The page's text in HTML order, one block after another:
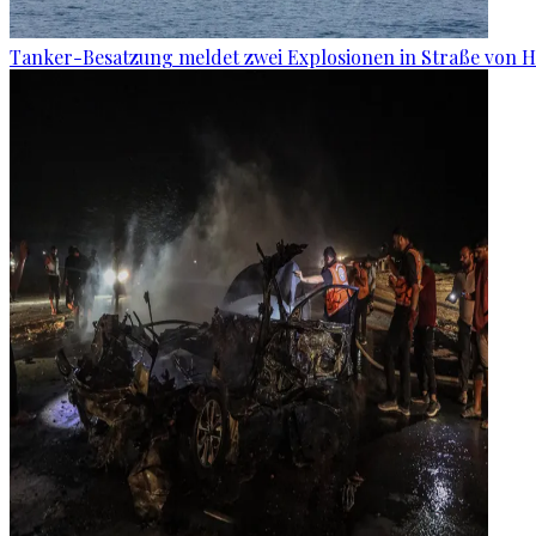
Tanker-Besatzung meldet zwei Explosionen in Straße von